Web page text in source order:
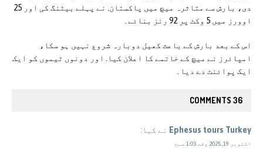
دی، بارش سے متاثرہ میچ میں پاکستان. نے پہلے بیٹنگ کی اور 25
اوورز میں 5 وکٹ پر 92 رنز بنائے۔
اس کے بعد بارش کے باعث کھیل دوبارہ شروع نہیں ہو سکا،
امپائرز نے میچ کے خاتمے کا اعلان کیا. اور دونوں ٹیموں کو ایک
ایک پوائنٹ دے دیا۔
36 COMMENTS
Ephesus tours Turkey نے کہا:
اکتوبر 19, 2025 وقت 1:03 صبح